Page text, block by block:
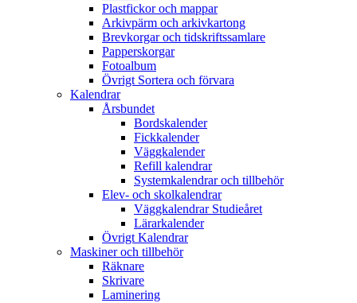
Plastfickor och mappar
Arkivpärm och arkivkartong
Brevkorgar och tidskriftssamlare
Papperskorgar
Fotoalbum
Övrigt Sortera och förvara
Kalendrar
Årsbundet
Bordskalender
Fickkalender
Väggkalender
Refill kalendrar
Systemkalendrar och tillbehör
Elev- och skolkalendrar
Väggkalendrar Studieåret
Lärarkalender
Övrigt Kalendrar
Maskiner och tillbehör
Räknare
Skrivare
Laminering